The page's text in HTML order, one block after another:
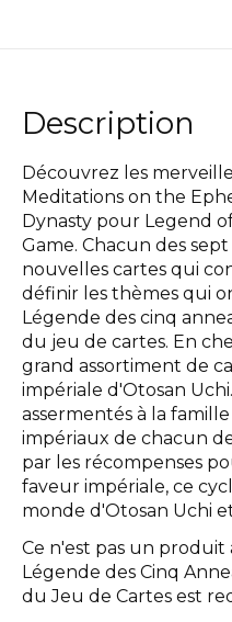
Description
Découvrez les
Meditations on the
Dynasty pour Legend
Game. Chacun des
nouvelles cartes qui
définir les thèmes qui
Légende des cinq
du jeu de cartes. En
grand assortiment de
impériale d'Otosan
assermentés à la
impériaux de chacun
par les récompenses
faveur impériale, ce
monde d'Otosan Uchi
Ce n'est pas un
Légende des Cinq
du Jeu de Cartes est